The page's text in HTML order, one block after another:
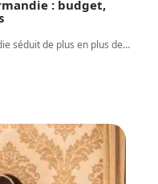
: budget,
séduit de plus en plus de…